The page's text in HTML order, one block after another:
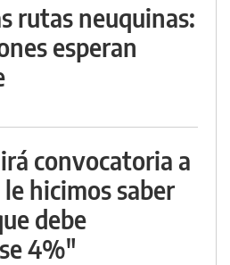
rutas neuquinas:
esperan
convocatoria a
hicimos saber
debe
4%"